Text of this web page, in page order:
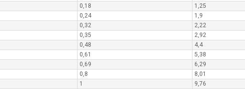
0,18
1,25
0,24
1,9
0,32
2,22
0,35
2,92
0,48
4,4
0,61
5,38
0,69
6,29
0,8
8,01
1
9,76